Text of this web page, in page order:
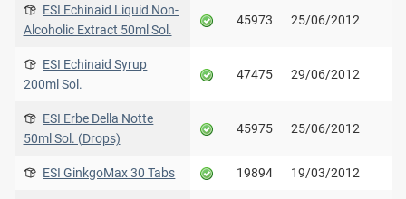
ESI Echinaid Liquid Non-
Alcoholic Extract 50ml Sol.
45973 25/06/2012
ESI Echinaid Syrup
200ml Sol.
47475 29/06/2012
ESI Erbe Della Notte
50ml Sol. (Drops)
45975 25/06/2012
ESI GinkgoMax 30 Tabs 19894 19/03/2012